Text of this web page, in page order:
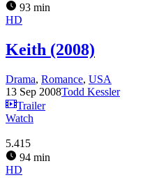
93 min
HD
Keith (2008)
Drama, Romance, USA
13 Sep 2008Todd Kessler
Trailer
Watch
5.415
94 min
HD